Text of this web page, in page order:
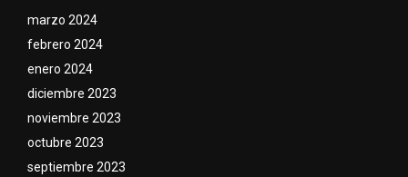
marzo 2024
febrero 2024
enero 2024
diciembre 2023
noviembre 2023
octubre 2023
septiembre 2023